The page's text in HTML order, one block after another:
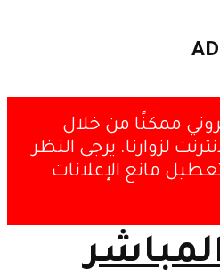
ممكنًا من خلال
لزوارنا. يرجى النظر
مانع الإعلانات